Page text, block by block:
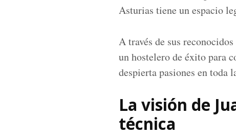
Asturias tiene un espacio
A través de sus
un hostelero de éxito para
despierta pasiones en toda
La visión de
técnica